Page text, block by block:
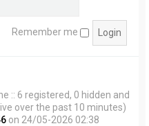
Remember me
:: 6 registered, 0 hidden and
over the past 10 minutes)
on 24/05-2026 02:38